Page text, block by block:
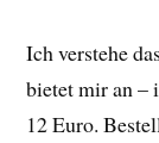
Ich verstehe
bietet mir an –
12 Euro.